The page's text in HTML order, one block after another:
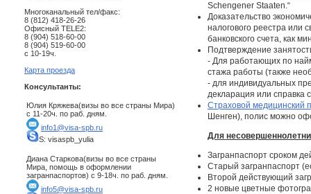
Многоканальный тел/факс:
8 (812) 418-26-26
Офисный TELE2:
8 (904) 518-60-00
8 (904) 519-60-00
с 10-19ч.
Карта проезда
Консультанты:
Юлия Кряжева(визы во все страны Мира)
с 11-20ч. по раб. дням.
info1@visa-spb.ru
S: visaspb_yulia
Диана Старкова(визы во все страны
Мира, помощь в оформлении
загранпаспортов) с 9-18ч. по раб. дням.
info5@visa-spb.ru
Schengener Staaten.“
Доказательство
налогового реестра или
банковского счета, как
Подтверждение
- Для работающих по
стажа работы (также
- для индивидуальных
декларация или справка
Страховой медицинский
Шенген), полис можно
Для
Загранпаспорт сроком
Старый загранпаспорт
Второй действующий
2 новые цветные